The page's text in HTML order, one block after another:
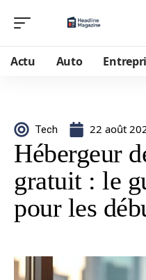
Actu Auto
Tech 22 août
Hébergeur
gratuit : le
pour les